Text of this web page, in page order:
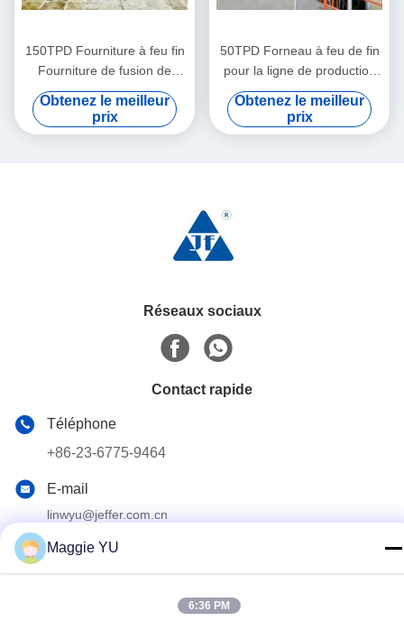
150TPD Fourniture à feu fin
Fourniture de fusion de
verre d'acier doux pour la
fusion de matières
premières
Obtenez le meilleur
prix
50TPD Forneau à feu de fin
pour la ligne de production
de verre
Obtenez le meilleur
prix
Réseaux sociaux
Contact rapide
Téléphone
+86-23-6775-9464
E-mail
linwyu@jeffer.com.cn
Adresse
4FL, B3 Saturn Builing, route d'étoile de no. 98, nouvelle
Maggie YU
6:36 PM